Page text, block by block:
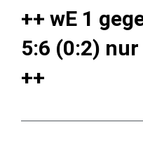
++ wE 1
5:6 (0:2)
++